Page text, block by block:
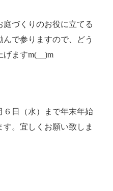
づくりのお役に立てる
で参りますので、どう
ますm(__)m
６日（水）まで年末年始
。宜しくお願い致しま